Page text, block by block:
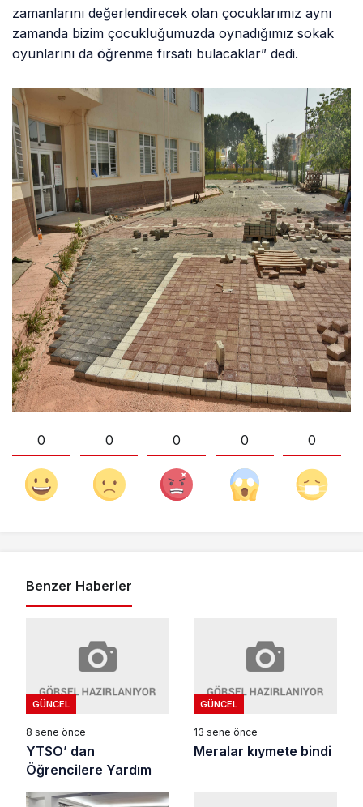
zamanlarını değerlendirecek olan çocuklarımız aynı
zamanda bizim çocukluğumuzda oynadığımız sokak
oyunlarını da öğrenme fırsatı bulacaklar” dedi.
0 0 0 0 0
Benzer Haberler
GÜNCEL
8 sene önce
YTSO’ dan
Öğrencilere Yardım
GÜNCEL
13 sene önce
Meralar kıymete bindi